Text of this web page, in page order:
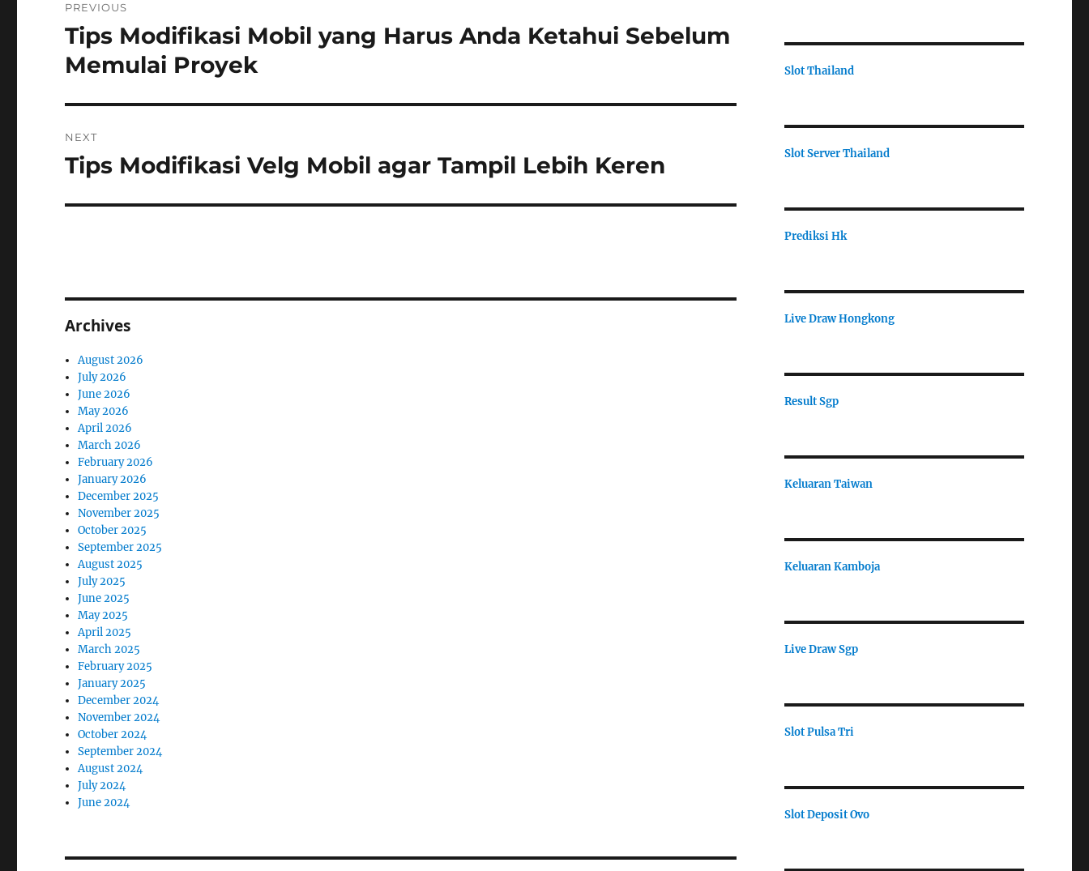
navigation
PREVIOUS
Previous
post:
Tips Modifikasi Mobil yang Harus Anda Ketahui Sebelum
Memulai Proyek
NEXT
Next
Tips Modifikasi Velg Mobil agar Tampil Lebih Keren
Archives
August 2026
July 2026
June 2026
May 2026
April 2026
March 2026
February 2026
January 2026
December 2025
November 2025
October 2025
September 2025
August 2025
July 2025
June 2025
May 2025
April 2025
March 2025
February 2025
January 2025
December 2024
November 2024
October 2024
September 2024
August 2024
July 2024
June 2024
Slot Thailand
Slot Server Thailand
Prediksi Hk
Live Draw Hongkong
Result Sgp
Keluaran Taiwan
Keluaran Kamboja
Live Draw Sgp
Slot Pulsa Tri
Slot Deposit Ovo